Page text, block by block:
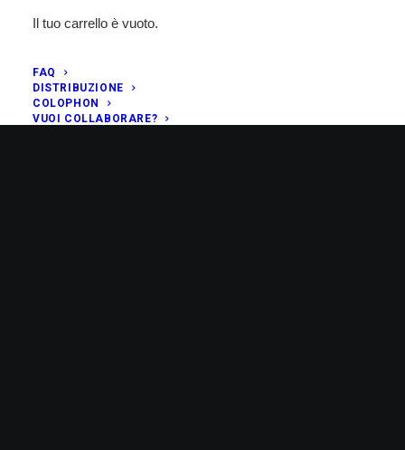
Il tuo carrello è vuoto.
FAQ
DISTRIBUZIONE
COLOPHON
VUOI COLLABORARE?